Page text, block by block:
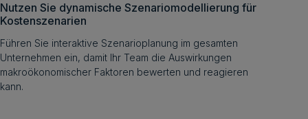
Nutzen Sie dynamische Szenariomodellierung für
Kostenszenarien
Führen Sie interaktive Szenarioplanung im gesamten
Unternehmen ein, damit Ihr Team die Auswirkungen
makroökonomischer Faktoren bewerten und reagieren
kann.